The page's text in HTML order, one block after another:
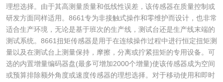
理想选择。由于其高测量质量和低线性误差，该传感器在质量控制或
研发方面同样适用。8661专为非接触式操作和零维护而设计，也非常
适合生产环境，无论是基于班次的生产线，测试台还是生产线末端的
测试系统。8661扭矩传感器是用于在连续操作过程中进行恒定扭矩测
量以及在测试台上测量保持，摩擦，分离或拧紧扭矩的专用设备。可
选的内置增量编码器盘(最多可增加2000个增量)使该传感器成为空间
或预算排除额外角度或速度传感器的理想选择。对于移动使用和即时